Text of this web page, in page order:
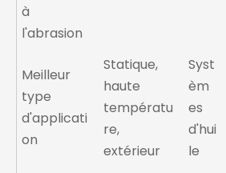
à
l'abrasion
Meilleur
type
d'applicati
on
Statique,
haute
températu
re,
extérieur
Syst
èm
es
d'hui
le